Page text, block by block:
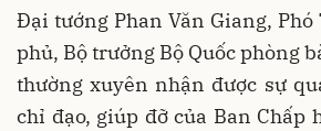
Đại tướng Phan Văn Giang,
phủ, Bộ trưởng Bộ Quốc phòng
thường xuyên nhận được sự
chỉ đạo, giúp đỡ của Ban Chấp